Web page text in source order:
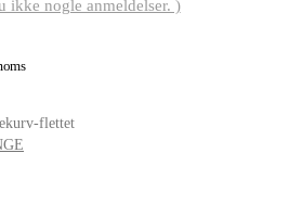
ikke nogle anmeldelser. )
kr..
flettet